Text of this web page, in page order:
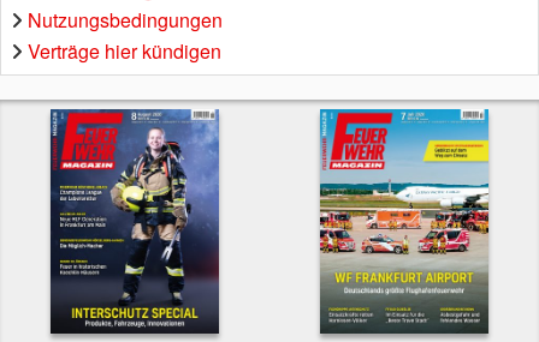
Nutzungsbedingungen
Verträge hier kündigen